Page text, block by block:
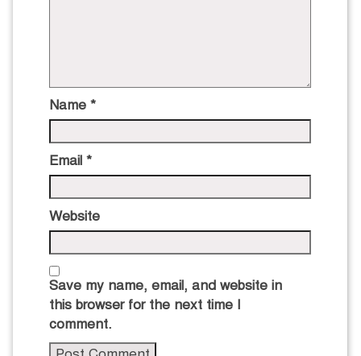
Name *
Email *
Website
Save my name, email, and website in
this browser for the next time I
comment.